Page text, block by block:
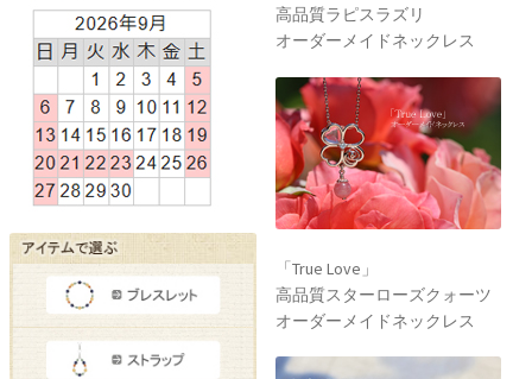
高品質ラピスラズリ
オーダーメイドネックレス
「True Love」
高品質スターローズクォーツ
オーダーメイドネックレス